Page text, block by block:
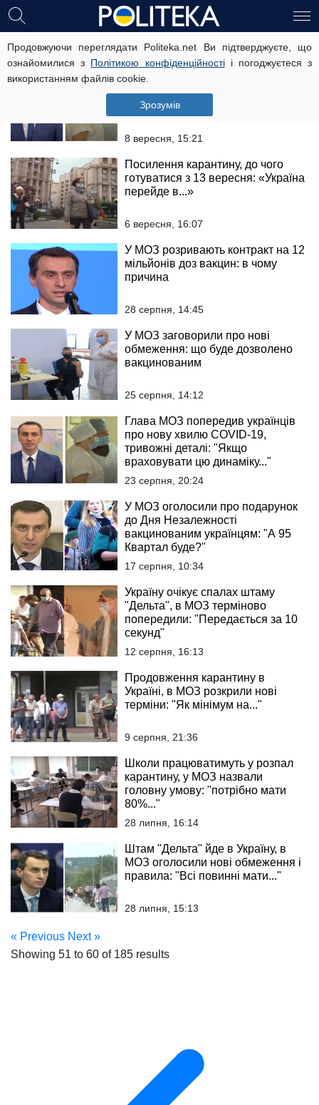
Продовжуючи переглядати Politeka.net Ви підтверджуєте, що
ознайомилися з Політикою конфіденційностіі погоджуєтеся з
використанням файлів cookie.
Зрозумів
Віктор Ляшко
У МОЗ повідомили, на кому
найменше відіб'ється новий
карантин: "На цьому тижні..."
8 вересня, 15:21
Посилення карантину, до чого
готуватися з 13 вересня: «Україна
перейде в...»
6 вересня, 16:07
У МОЗ розривають контракт на 12
мільйонів доз вакцин: в чому
причина
28 серпня, 14:45
У МОЗ заговорили про нові
обмеження: що буде дозволено
вакцинованим
25 серпня, 14:12
Глава МОЗ попередив українців
про нову хвилю COVID-19,
тривожні деталі: "Якщо
враховувати цю динаміку..."
23 серпня, 20:24
У МОЗ оголосили про подарунок
до Дня Незалежності
вакцинованим українцям: "А 95
Квартал буде?"
17 серпня, 10:34
Україну очікує спалах штаму
"Дельта", в МОЗ терміново
попередили: "Передається за 10
секунд"
12 серпня, 16:13
Продовження карантину в
Україні, в МОЗ розкрили нові
терміни: "Як мінімум на..."
9 серпня, 21:36
Школи працюватимуть у розпал
карантину, у МОЗ назвали
головну умову: "потрібно мати
80%..."
28 липня, 16:14
Штам "Дельта" йде в Україну, в
МОЗ оголосили нові обмеження і
правила: "Всі повинні мати..."
28 липня, 15:13
« Previous Next »
Showing 51 to 60 of 185 results